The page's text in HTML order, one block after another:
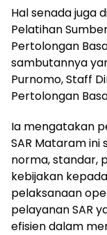
Hal senada juga
Pelatihan
Pertolongan
sambutannya
Purnomo, Staff
Pertolongan
Ia mengatakan
SAR Mataram
norma, standar,
kebijakan
pelaksanaan
pelayanan SAR
efisien dalam